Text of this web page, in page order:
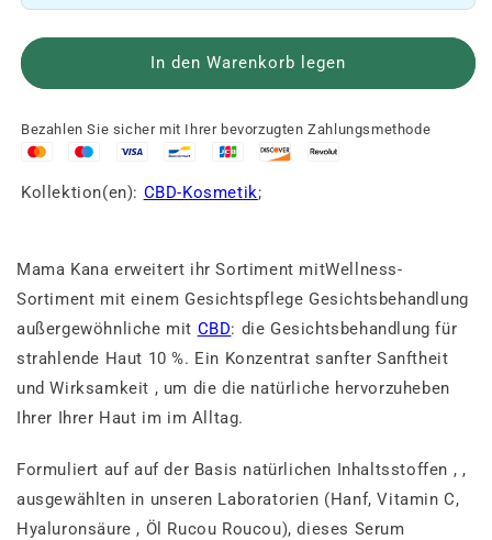
🌿In den Warenkorb legen
Bezahlen Sie sicher mit Ihrer bevorzugten Zahlungsmethode
Kollektion(en): CBD-Kosmetik;
Mama Kana erweitert ihrSortiment mitWellness-
Sortiment miteinem Gesichtspflege Gesichtsbehandlung
außergewöhnliche mit CBD: die Gesichtsbehandlung für
strahlende Haut 10 %. Ein KonzentratsanfterSanftheit
undWirksamkeit , um diedie natürliche hervorzuheben
Ihrer Ihrer Haut im im Alltag.
Formuliert aufauf der Basis natürlichen Inhaltsstoffen , ,
ausgewählten in unseren Laboratorien (Hanf,Vitamin C,
Hyaluronsäure , Öl Rucou Roucou),dieses Serum